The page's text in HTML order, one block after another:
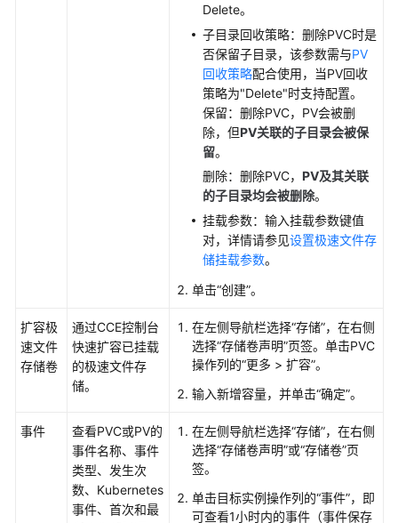
Delete。
子目录回收策略：删除PVC时是
否保留子目录，该参数需与PV
回收策略配合使用，当PV回收
策略为"Delete"时支持配置。
保留：删除PVC，PV会被删
除，但PV关联的子目录会被保
留。
删除：删除PVC， PV及其关联
的子目录均会被删除。
挂载参数：输入挂载参数键值
对，详情请参见设置极速文件存
储挂载参数。
单击“创建”。
扩容极
速文件
存储卷
通过CCE控制台
快速扩容已挂载
的极速文件存
储。
在左侧导航栏选择“存储”，在右侧
选择“存储卷声明”页签。单击PVC
操作列的“更多 > 扩容”。
输入新增容量，并单击“确定”。
事件
查看PVC或PV的
事件名称、事件
类型、发生次
数、Kubernetes
事件、首次和最
在左侧导航栏选择“存储”，在右侧
选择“存储卷声明”或“存储卷”页
签。
单击目标实例操作列的“事件”，即
可查看1小时内的事件（事件保存